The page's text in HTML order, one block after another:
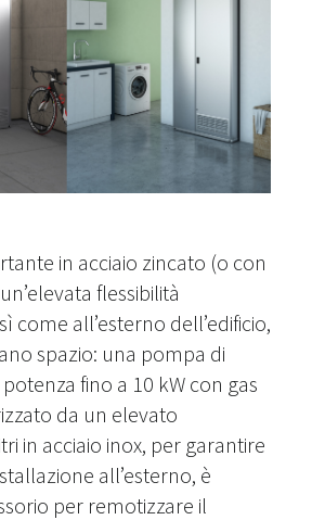
in acciaio zincato (o con
flessibilità
come all’esterno dell’edificio,
spazio: una pompa di
fino a 10 kW con gas
da un elevato
in acciaio inox, per garantire
all’esterno, è
per remotizzare il